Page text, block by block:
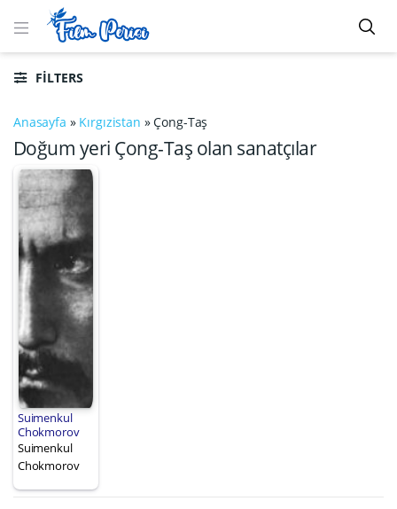
FILTERS
Anasayfa » Kırgızistan »Çong-Taş
Doğum yeri Çong-Taş olan sanatçılar
Suimenkul
Chokmorov
Suimenkul
Chokmorov